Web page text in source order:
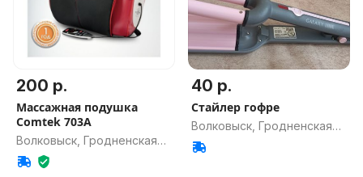
200 р.
Массажная подушка
Comtek 703A
Волковыск, Гродненская
обл.
40 р.
Стайлер гофре
Волковыск, Гродненская
обл.